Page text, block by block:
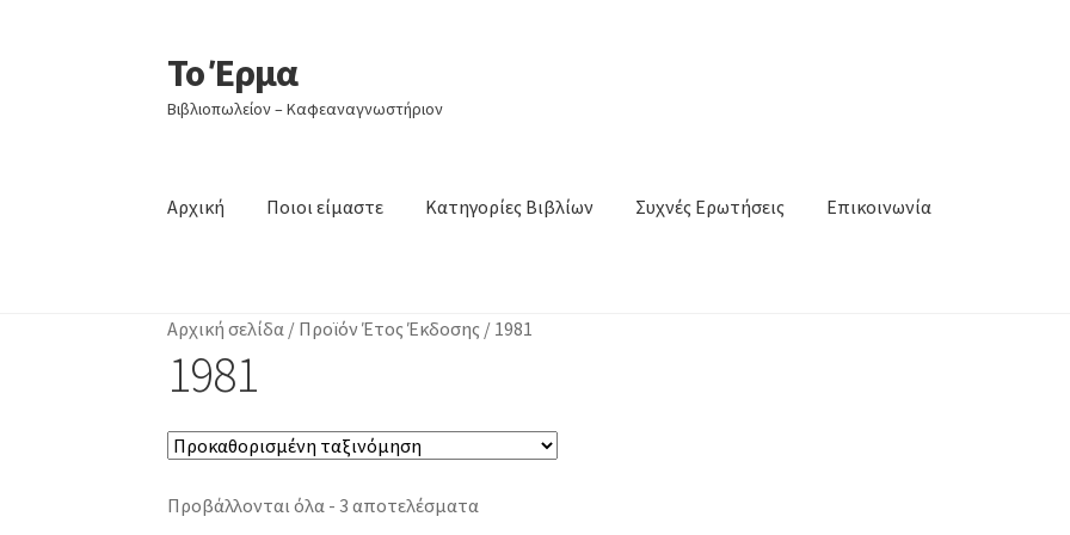
Απευθείας
μετάβαση
στην
Μετάβαση
σε
περιεχόμενο
Το Έρμα
Βιβλιοπωλείον – Καφεαναγνωστήριον
Αρχική Ποιοι είμαστε Κατηγορίες Βιβλίων Συχνές Ερωτήσεις Επικοινωνία
Αρχική σελίδα / Προϊόν Έτος Έκδοσης / 1981
1981
Προβάλλονται όλα - 3 αποτελέσματα